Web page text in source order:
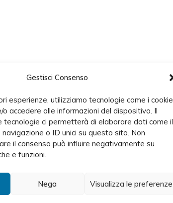
Gestisci Consenso
esperienze, utilizziamo tecnologie come i cookie
accedere alle informazioni del dispositivo. Il
tecnologie ci permetterà di elaborare dati come il
o ID unici su questo sito. Non
il consenso può influire negativamente su
e funzioni.
Nega Visualizza le preferenze
ora